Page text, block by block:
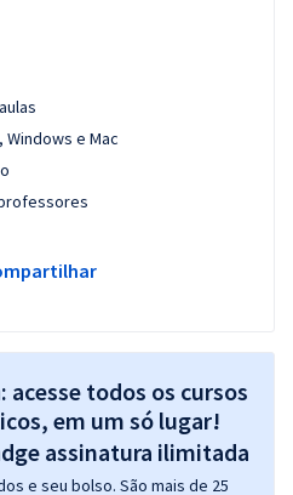
e Mac
todos os cursos
em um só lugar!
e seu bolso. São mais de 25